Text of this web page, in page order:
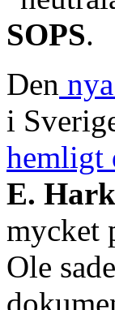
SOPS.
Den
i
hemligt
E.
mycket
Ole